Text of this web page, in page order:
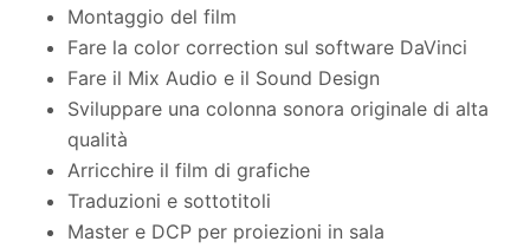
Montaggio del film
Fare la color correction sul software DaVinci
Fare il Mix Audio e il Sound Design
Sviluppare una colonna sonora originale di alta
qualità
Arricchire il film di grafiche
Traduzioni e sottotitoli
Master e DCP per proiezioni in sala